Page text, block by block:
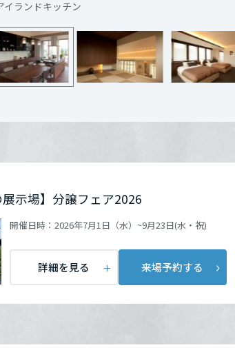
Ｆリビングを望む
展示場】分譲フェア2026
開催日時： 2026年7月1日（水）~9月23日(水・祝)
詳細を見る 来場予約する
日：火・水定休
者：三木 武